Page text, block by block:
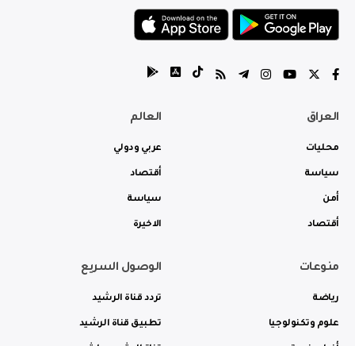
العراق
محليات
سياسة
أمن
أقتصاد
العالم
عربي ودولي
أقتصاد
سياسة
الاخيرة
منوعات
رياضة
علوم وتكنولوجيا
الوصول السريع
تردد قناة الرشيد
تطبيق قناة الرشيد